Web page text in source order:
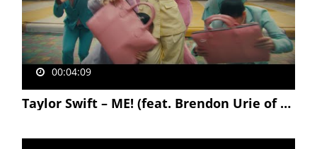
00:04:09
Taylor Swift – ME! (feat. Brendon Urie of Panic! At The Disco)